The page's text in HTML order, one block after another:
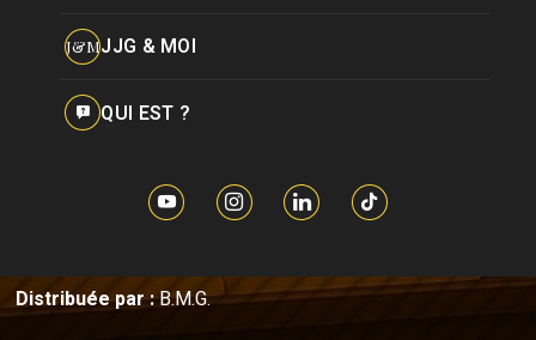
J&MJJG & MOI
QUI EST ?
Change
Auteur :Carole Fredericks
Compositeur :Jean-Jacques Goldman
Version originale
Distribuée par :B.M.G.